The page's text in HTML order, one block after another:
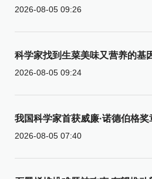
2026-08-05 09:26
科学家找到生菜美味又营养的基
2026-08-05 09:24
我国科学家首获威廉·诺德伯格奖
2026-08-05 07:40